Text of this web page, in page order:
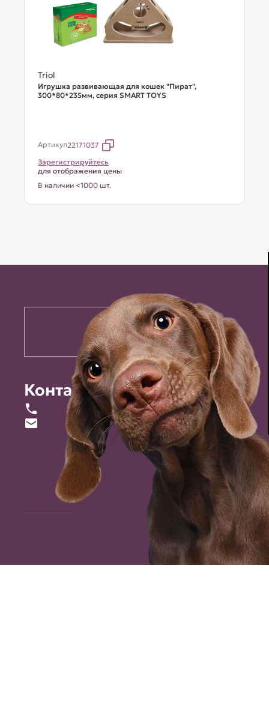
Triol
Игрушка развивающая для кошек "Пират",
300*80*235мм, серия SMART TOYS
Артикул22171037
Зарегистрируйтесь
для отображения цены
В наличии <1000 шт.
Контакты